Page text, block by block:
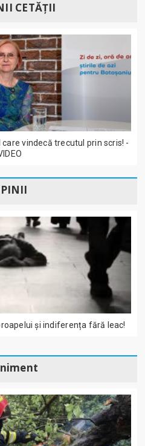
CETĂȚII
vindecă trecutul prin scris! -
și indiferența fără leac!